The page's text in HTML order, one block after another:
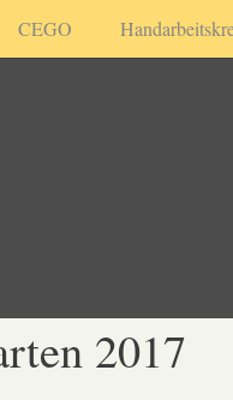
CEGO
2017